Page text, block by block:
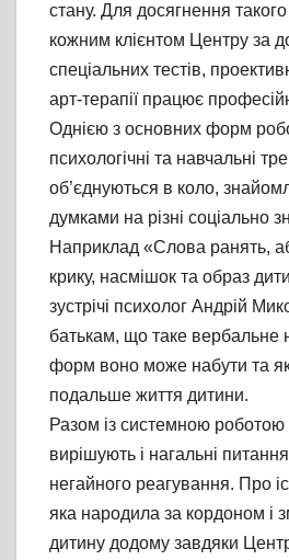
стану. Для досягнення такого
кожним клієнтом Центру за
спеціальних тестів,
арт-терапії працює
Однією з основних форм
психологічні та навчальні
об’єднуються в коло,
думками на різні соціально
Наприклад «Слова ранять,
крику, насмішок та образ
зустрічі психолог Андрій
батькам, що таке вербальне
форм воно може набути та
подальше життя дитини.
Разом із системною роботою
вирішують і нагальні
негайного реагування. Про
яка народила за кордоном і
дитину додому завдяки